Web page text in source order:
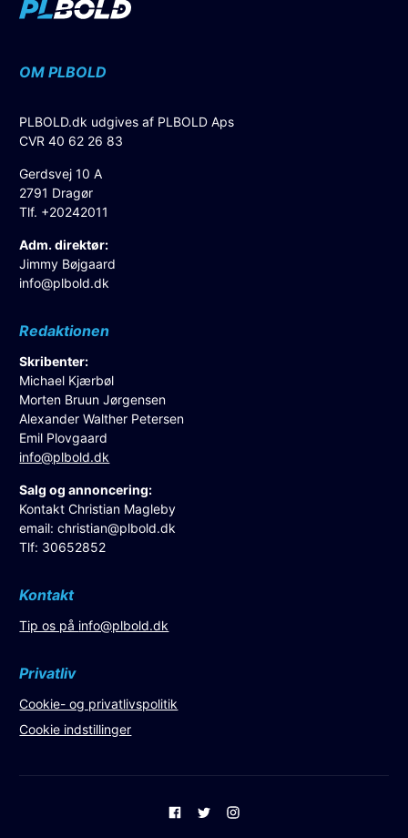
OM PLBOLD
PLBOLD.dk udgives af PLBOLD Aps
CVR 40 62 26 83
Gerdsvej 10 A
2791 Dragør
Tlf. +20242011
Adm. direktør:
Jimmy Bøjgaard
info@plbold.dk
Redaktionen
Skribenter:
Michael Kjærbøl
Morten Bruun Jørgensen
Alexander Walther Petersen
Emil Plovgaard
info@plbold.dk
Salg og annoncering:
Kontakt Christian Magleby
email:christian@plbold.dk
Tlf: 30652852
Kontakt
Tip os på info@plbold.dk
Privatliv
Cookie- og privatlivspolitik
Cookie indstillinger